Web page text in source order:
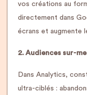
vos créations au
directement dans
écrans et augmente
2. Audiences sur-
Dans Analytics,
ultra-ciblés :